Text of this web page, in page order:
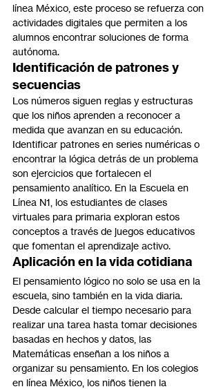
línea México, este proceso se refuerza con
actividades digitales que permiten a los
alumnos encontrar soluciones de forma
autónoma.
Identificación de patrones y
secuencias
Los números siguen reglas y estructuras
que los niños aprenden a reconocer a
medida que avanzan en su educación.
Identificar patrones en series numéricas o
encontrar la lógica detrás de un problema
son ejercicios que fortalecen el
pensamiento analítico. En la Escuela en
Línea N1, los estudiantes de clases
virtuales para primaria exploran estos
conceptos a través de juegos educativos
que fomentan el aprendizaje activo.
Aplicación en la vida cotidiana
El pensamiento lógico no solo se usa en la
escuela, sino también en la vida diaria.
Desde calcular el tiempo necesario para
realizar una tarea hasta tomar decisiones
basadas en hechos y datos, las
Matemáticas enseñan a los niños a
organizar su pensamiento. En los colegios
en línea México, los niños tienen la